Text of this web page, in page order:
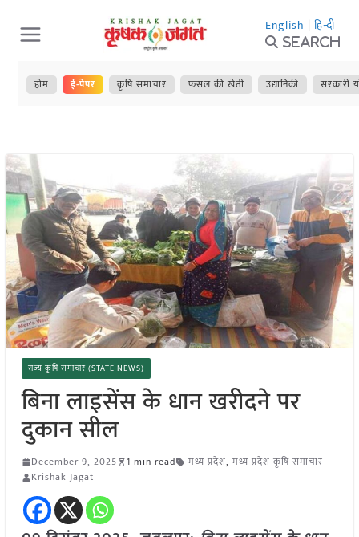
Skip
to
content
English | हिन्दी
Search
होम ई-पेपर कृषि समाचार फसल की खेती उद्यानिकी सरकारी
राज्य कृषि समाचार (STATE NEWS)
बिना लाइसेंस के धान खरीदने पर
दुकान सील
December 9, 2025 1 min read मध्य प्रदेश, मध्य प्रदेश कृषि समाचार
Krishak Jagat